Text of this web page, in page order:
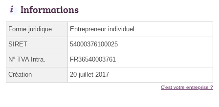
Informations
Forme juridique Entrepreneur individuel
SIRET 54000376100025
N° TVA Intra. FR36540003761
Création 20 juillet 2017
C'est votre entreprise ?